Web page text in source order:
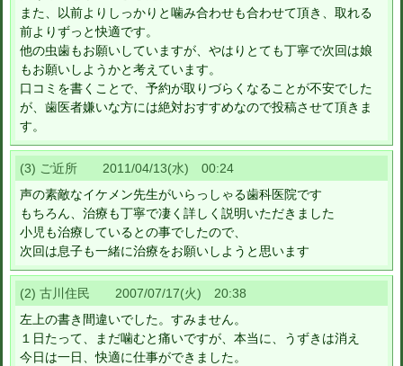
また、以前よりしっかりと噛み合わせも合わせて頂き、取れる
前よりずっと快適です。
他の虫歯もお願いしていますが、やはりとても丁寧で次回は娘
もお願いしようかと考えています。
口コミを書くことで、予約が取りづらくなることが不安でした
が、歯医者嫌いな方には絶対おすすめなので投稿させて頂きま
す。
(3) ご近所 2011/04/13(水) 00:24
声の素敵なイケメン先生がいらっしゃる歯科医院です
もちろん、治療も丁寧で凄く詳しく説明いただきました
小児も治療しているとの事でしたので、
次回は息子も一緒に治療をお願いしようと思います
(2) 古川住民 2007/07/17(火) 20:38
左上の書き間違いでした。すみません。
１日たって、まだ噛むと痛いですが、本当に、うずきは消え
今日は一日、快適に仕事ができました。